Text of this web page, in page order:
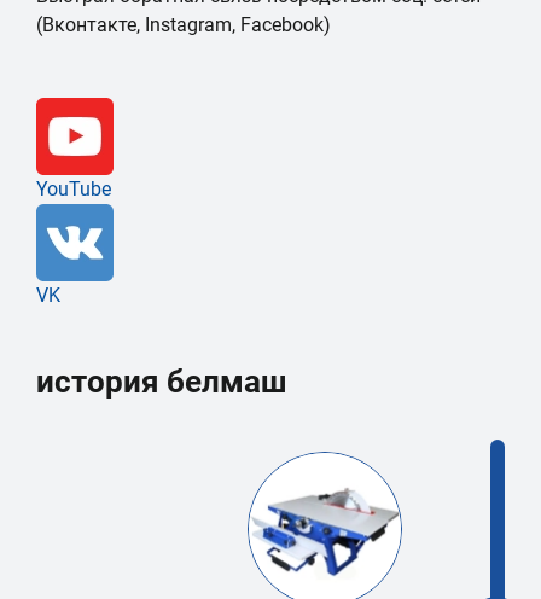
(Вконтакте, Instagram, Facebook)
YouTube
VK
история белмаш